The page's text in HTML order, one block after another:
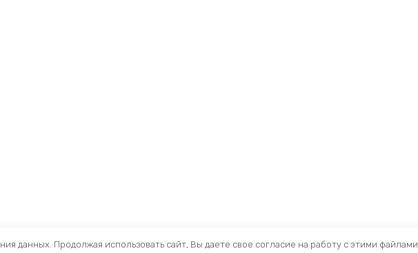
данных. Продолжая использовать сайт, Вы даете свое согласие на работу с этими файлами.